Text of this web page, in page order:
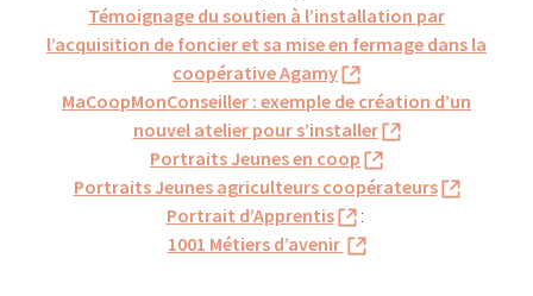
Témoignage du soutien à l’installation par
l’acquisition de foncier et sa mise en fermage dans la
coopérative Agamy
MaCoopMonConseiller : exemple de création d’un
nouvel atelier pour s’installer
Portraits Jeunes en coop
Portraits Jeunes agriculteurs coopérateurs
Portrait d’Apprentis
:
1001 Métiers d’avenir